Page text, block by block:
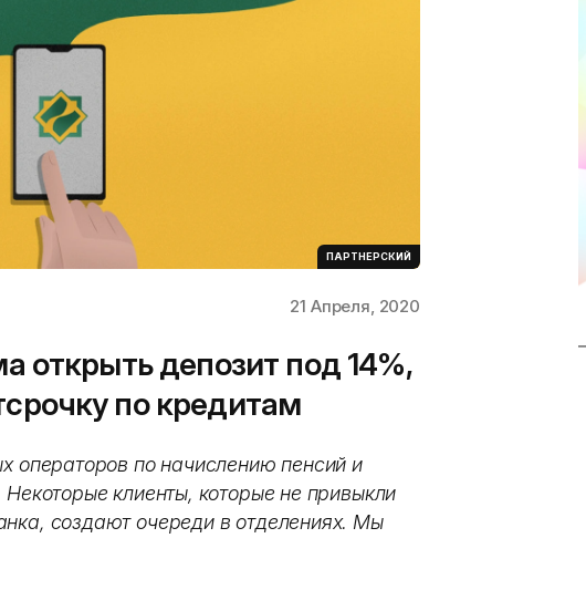
ПАРТНЕРСКИЙ
21 Апреля, 2020
открыть депозит под 14%,
по кредитам
операторов по начислению пенсий и
клиенты, которые не привыкли
создают очереди в отделениях. Мы